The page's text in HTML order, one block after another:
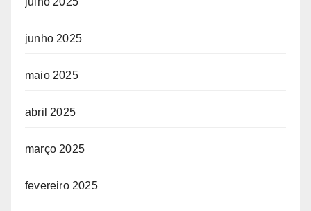
junho 2025
maio 2025
abril 2025
março 2025
fevereiro 2025